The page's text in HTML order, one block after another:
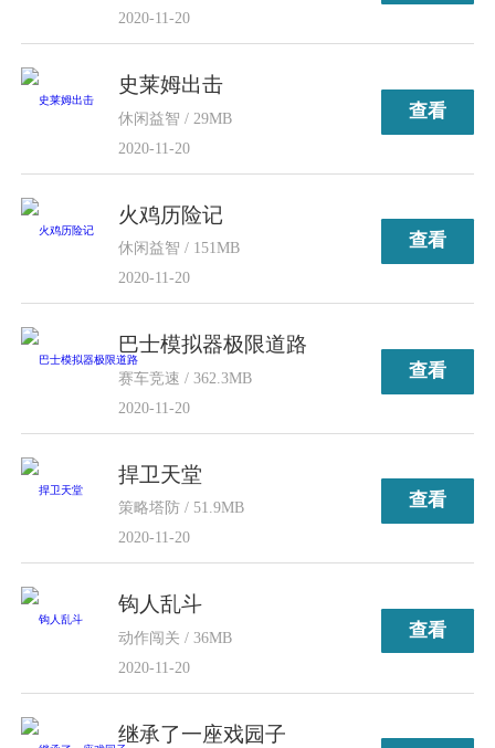
2020-11-20
史莱姆出击
休闲益智 / 29MB
2020-11-20
查看
火鸡历险记
休闲益智 / 151MB
2020-11-20
查看
巴士模拟器极限道路
赛车竞速 / 362.3MB
2020-11-20
查看
捍卫天堂
策略塔防 / 51.9MB
2020-11-20
查看
钩人乱斗
动作闯关 / 36MB
2020-11-20
查看
继承了一座戏园子